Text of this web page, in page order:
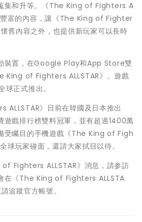
集和升等。《The King of Fighters A
豐富的內容，讓《The King of Fighter
舊內容之外， 也提供新玩家可以長時
裝置，在Google Play和App Store雙
King of Fighters ALLSTAR》。遊戲
球正式推出。
ALLSTAR》日前在韓國及日本推出
遊戲排行榜雙料冠軍，並有超過1400萬
受矚目的手機遊戲《The King of Figh
球玩家碰面，還請大家拭目以待。
Fighters ALLSTAR》消息，請参訪
在《The King of Fighters ALLSTA
追蹤官方帳號。